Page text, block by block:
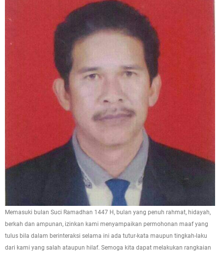
Memasuki bulan Suci Ramadhan 1447 H, bulan yang penuh rahmat, hidayah,
berkah dan ampunan, izinkan kami menyampaikan permohonan maaf yang
tulus bila dalam berinteraksi selama ini ada tutur-kata maupun tingkah-laku
dari kami yang salah ataupun hilaf. Semoga kita dapat melakukan rangkaian